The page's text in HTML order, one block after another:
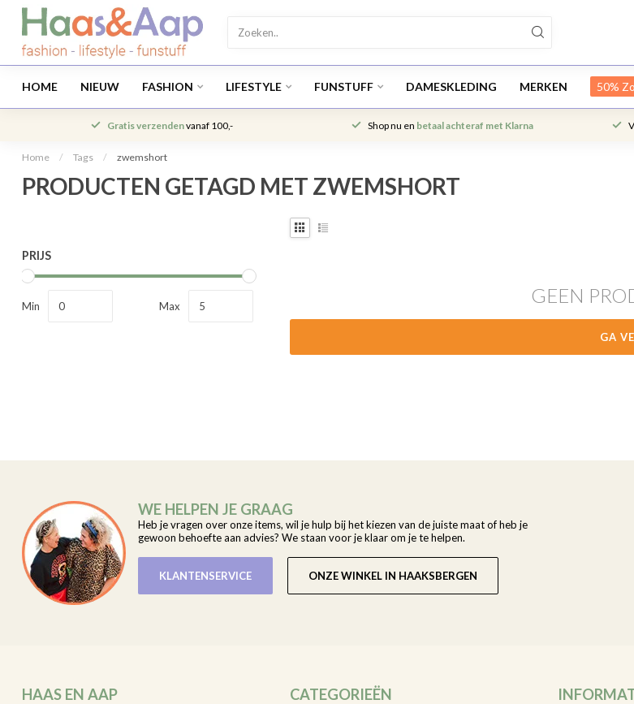
HOME NIEUW FASHION LIFESTYLE FUNSTUFF DAMESKLEDING MERKEN 50%
Gratis verzendenvanaf 100,- Shop nu en betaal achteraf met Klarna
Home / Tags / zwemshort
PRODUCTEN GETAGD MET ZWEMSHORT
PRIJS
Min Max GEEN
GA
WE HELPEN JE GRAAG
Heb je vragen over onze items, wil je hulp bij het kiezen van de juiste maat of heb je
gewoon behoefte aan advies? We staan voor je klaar om je te helpen.
KLANTENSERVICE ONZE WINKEL IN HAAKSBERGEN
HAAS EN AAP CATEGORIEËN